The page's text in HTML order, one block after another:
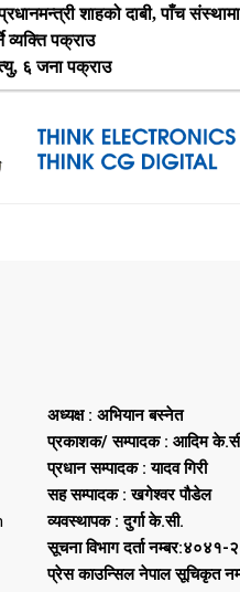
शाहको दाबी, पाँच
व्यक्ति पक्राउ
६ जना पक्राउ
अध्यक्ष : अभियान बस्नेत
प्रकाशक/ सम्पादक : आदिम
प्रधान सम्पादक : यादव गिरी
सह सम्पादक : खगेश्वर पौडेल
व्यवस्थापक : दुर्गा के.सी.
सूचना विभाग दर्ता
प्रेस काउन्सिल नेपाल सूचिकृत